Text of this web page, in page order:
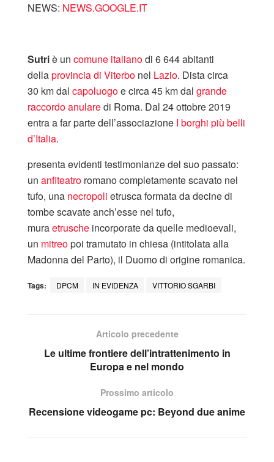
NEWS: NEWS.GOOGLE.IT
Sutriè un comune italianodi 6 644 abitanti
dellaprovincia di Viterbo nel Lazio. Dista circa
30 km dal capoluogoe circa 45 km dal grande
raccordo anularedi Roma. Dal 24 ottobre 2019
entra a far parte dell’associazione I borghi più belli
d’Italia.
presenta evidenti testimonianze del suo passato:
un anfiteatro romano completamente scavato nel
tufo, una necropoli etrusca formata da decine di
tombe scavate anch’esse nel tufo,
muraetrusche incorporate da quelle medioevali,
un mitreopoi tramutato in chiesa (intitolata alla
Madonna del Parto), il Duomo di origine romanica.
Tags: DPCM IN EVIDENZA VITTORIO SGARBI
Articolo precedente
Le ultime frontiere dell’intrattenimento in
Europa e nel mondo
Prossimo articolo
Recensione videogame pc: Beyond due anime